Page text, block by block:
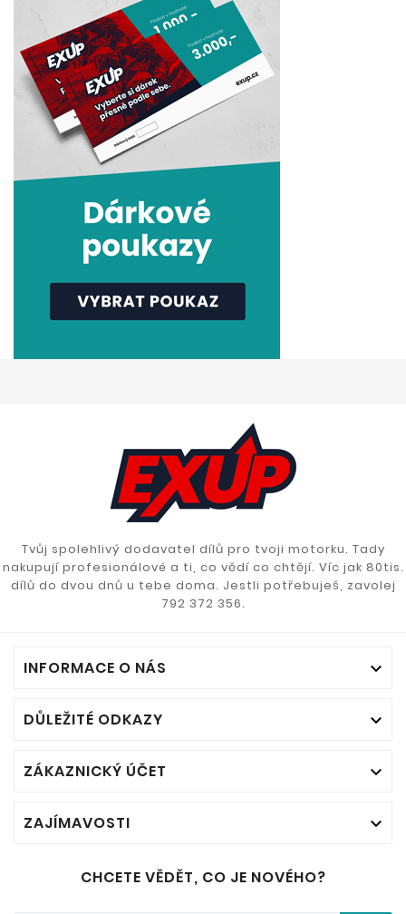
Tvůj spolehlivý dodavatel dílů pro tvoji motorku. Tady
nakupují profesionálové a ti, co vědí co chtějí. Víc jak 80tis.
dílů do dvou dnů u tebe doma. Jestli potřebuješ, zavolej
792 372 356.
INFORMACE O NÁS 
DŮLEŽITÉ ODKAZY 
ZÁKAZNICKÝ ÚČET 
ZAJÍMAVOSTI 
CHCETE VĚDĚT, CO JE NOVÉHO?